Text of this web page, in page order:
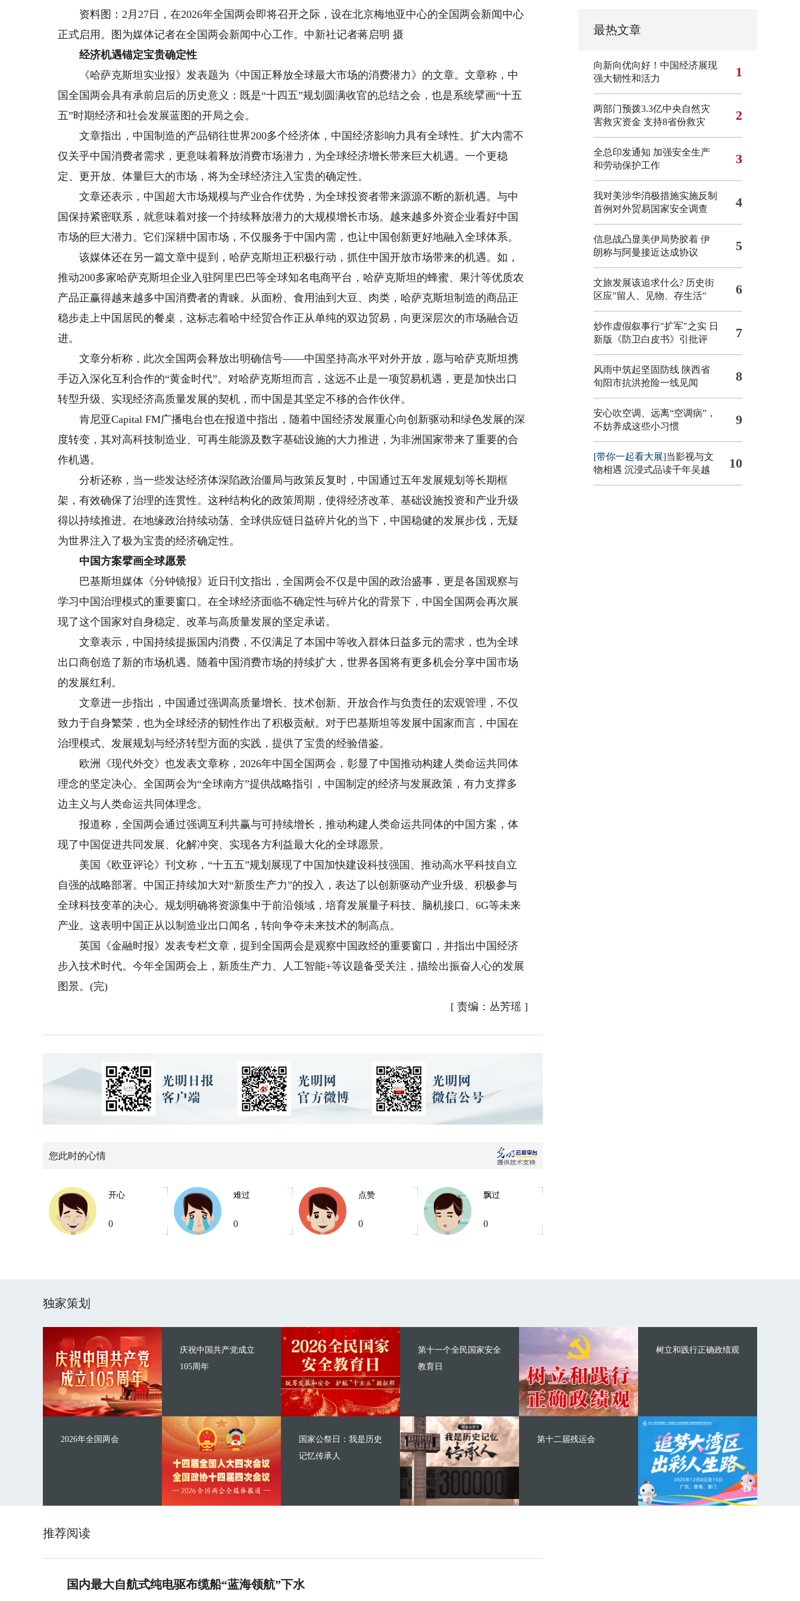
资料图：2月27日，在2026年全国两会即将召开之际，设在北京梅地亚中心的全国两会新闻中心
正式启用。图为媒体记者在全国两会新闻中心工作。中新社记者蒋启明 摄
经济机遇锚定宝贵确定性
《哈萨克斯坦实业报》发表题为《中国正释放全球最大市场的消费潜力》的文章。文章称，中
国全国两会具有承前启后的历史意义：既是“十四五”规划圆满收官的总结之会，也是系统擘画“十五
五”时期经济和社会发展蓝图的开局之会。
文章指出，中国制造的产品销往世界200多个经济体，中国经济影响力具有全球性。扩大内需不
仅关乎中国消费者需求，更意味着释放消费市场潜力，为全球经济增长带来巨大机遇。一个更稳
定、更开放、体量巨大的市场，将为全球经济注入宝贵的确定性。
文章还表示，中国超大市场规模与产业合作优势，为全球投资者带来源源不断的新机遇。与中
国保持紧密联系，就意味着对接一个持续释放潜力的大规模增长市场。越来越多外资企业看好中国
市场的巨大潜力。它们深耕中国市场，不仅服务于中国内需，也让中国创新更好地融入全球体系。
该媒体还在另一篇文章中提到，哈萨克斯坦正积极行动，抓住中国开放市场带来的机遇。如，
推动200多家哈萨克斯坦企业入驻阿里巴巴等全球知名电商平台，哈萨克斯坦的蜂蜜、果汁等优质农
产品正赢得越来越多中国消费者的青睐。从面粉、食用油到大豆、肉类，哈萨克斯坦制造的商品正
稳步走上中国居民的餐桌，这标志着哈中经贸合作正从单纯的双边贸易，向更深层次的市场融合迈
进。
文章分析称，此次全国两会释放出明确信号——中国坚持高水平对外开放，愿与哈萨克斯坦携
手迈入深化互利合作的“黄金时代”。对哈萨克斯坦而言，这远不止是一项贸易机遇，更是加快出口
转型升级、实现经济高质量发展的契机，而中国是其坚定不移的合作伙伴。
肯尼亚Capital FM广播电台也在报道中指出，随着中国经济发展重心向创新驱动和绿色发展的深
度转变，其对高科技制造业、可再生能源及数字基础设施的大力推进，为非洲国家带来了重要的合
作机遇。
分析还称，当一些发达经济体深陷政治僵局与政策反复时，中国通过五年发展规划等长期框
架，有效确保了治理的连贯性。这种结构化的政策周期，使得经济改革、基础设施投资和产业升级
得以持续推进。在地缘政治持续动荡、全球供应链日益碎片化的当下，中国稳健的发展步伐，无疑
为世界注入了极为宝贵的经济确定性。
中国方案擘画全球愿景
巴基斯坦媒体《分钟镜报》近日刊文指出，全国两会不仅是中国的政治盛事，更是各国观察与
学习中国治理模式的重要窗口。在全球经济面临不确定性与碎片化的背景下，中国全国两会再次展
现了这个国家对自身稳定、改革与高质量发展的坚定承诺。
文章表示，中国持续提振国内消费，不仅满足了本国中等收入群体日益多元的需求，也为全球
出口商创造了新的市场机遇。随着中国消费市场的持续扩大，世界各国将有更多机会分享中国市场
的发展红利。
文章进一步指出，中国通过强调高质量增长、技术创新、开放合作与负责任的宏观管理，不仅
致力于自身繁荣，也为全球经济的韧性作出了积极贡献。对于巴基斯坦等发展中国家而言，中国在
治理模式、发展规划与经济转型方面的实践，提供了宝贵的经验借鉴。
欧洲《现代外交》也发表文章称，2026年中国全国两会，彰显了中国推动构建人类命运共同体
理念的坚定决心。全国两会为“全球南方”提供战略指引，中国制定的经济与发展政策，有力支撑多
边主义与人类命运共同体理念。
报道称，全国两会通过强调互利共赢与可持续增长，推动构建人类命运共同体的中国方案，体
现了中国促进共同发展、化解冲突、实现各方利益最大化的全球愿景。
美国《欧亚评论》刊文称，“十五五”规划展现了中国加快建设科技强国、推动高水平科技自立
自强的战略部署。中国正持续加大对“新质生产力”的投入，表达了以创新驱动产业升级、积极参与
全球科技变革的决心。规划明确将资源集中于前沿领域，培育发展量子科技、脑机接口、6G等未来
产业。这表明中国正从以制造业出口闻名，转向争夺未来技术的制高点。
英国《金融时报》发表专栏文章，提到全国两会是观察中国政经的重要窗口，并指出中国经济
步入技术时代。今年全国两会上，新质生产力、人工智能+等议题备受关注，描绘出振奋人心的发展
图景。(完)
[ 责编：丛芳瑶 ]
您此时的心情
开心
0
难过
0
点赞
0
飘过
0
最热文章
向新向优向好！中国经济展现
强大韧性和活力
1
两部门预拨3.3亿中央自然灾
害救灾资金 支持8省份救灾
2
全总印发通知 加强安全生产
和劳动保护工作
3
我对美涉华消极措施实施反制
首例对外贸易国家安全调查
4
信息战凸显美伊局势胶着 伊
朗称与阿曼接近达成协议
5
文旅发展该追求什么? 历史街
区应"留人、见物、存生活"
6
炒作虚假叙事行"扩军"之实 日
新版《防卫白皮书》引批评
7
风雨中筑起坚固防线 陕西省
旬阳市抗洪抢险一线见闻
8
安心吹空调、远离“空调病”，
不妨养成这些小习惯
9
[带你一起看大展]当影视与文
物相遇 沉浸式品读千年吴越
10
独家策划
庆祝中国共产党成立
105周年
2026年全国两会
第十一个全民国家安全
教育日
国家公祭日：我是历史
记忆传承人
树立和践行正确政绩观
第十二届残运会
推荐阅读
国内最大自航式纯电驱布缆船“蓝海领航”下水